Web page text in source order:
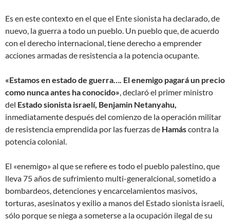
Es en este contexto en el que el Ente sionista ha declarado, de
nuevo, la guerra a todo un pueblo. Un pueblo que, de acuerdo
con el derecho internacional, tiene derecho a emprender
acciones armadas de resistencia a la potencia ocupante.
«Estamos en estado de guerra…. El enemigo pagará un precio
como nunca antes ha conocido», declaró el primer ministro
del Estado sionista israelí, Benjamin Netanyahu,
inmediatamente después del comienzo de la operación militar
de resistencia emprendida por las fuerzas de Hamáscontra la
potencia colonial.
El «enemigo» al que se refiere es todo el pueblo palestino, que
lleva 75 años de sufrimiento multi-generalcional, sometido a
bombardeos, detenciones y encarcelamientos masivos,
torturas, asesinatos y exilio a manos del Estado sionista israelí,
sólo porque se niega a someterse a la ocupación ilegal de su